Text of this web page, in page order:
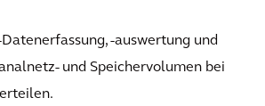
-auswertung und
und Speichervolumen bei